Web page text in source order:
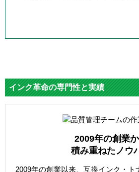
インク革命の専門性と実績
2009年の創業
積み重ねたノウ
2009年の創業以来、互換インク・ト